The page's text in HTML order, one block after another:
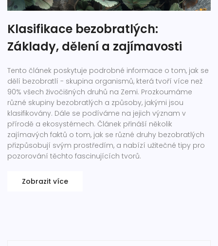
Klasifikace bezobratlých:
Základy, dělení a zajímavosti
Tento článek poskytuje podrobné informace o tom, jak se
dělí bezobratlí - skupina organismů, která tvoří více než
90% všech živočišných druhů na Zemi. Prozkoumáme
různé skupiny bezobratlých a způsoby, jakými jsou
klasifikovány. Dále se podíváme na jejich význam v
přírodě a ekosystémech. Článek přináší několik
zajímavých faktů o tom, jak se různé druhy bezobratlých
přizpůsobují svým prostředím, a nabízí užitečné tipy pro
pozorování těchto fascinujících tvorů.
Zobrazit více